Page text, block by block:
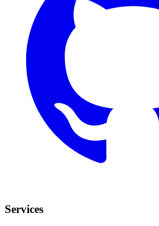
Services